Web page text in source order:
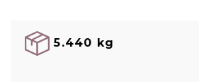
5.440 kg